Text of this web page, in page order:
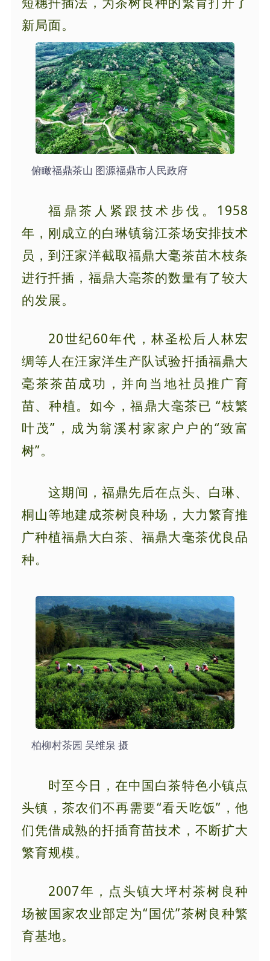
新局面。
俯瞰福鼎茶山 图源福鼎市人民政府
福鼎茶人紧跟技术步伐。1958
年，刚成立的白琳镇翁江茶场安排技术
员，到汪家洋截取福鼎大毫茶苗木枝条
进行扦插，福鼎大毫茶的数量有了较大
的发展。
20世纪60年代，林圣松后人林宏
绸等人在汪家洋生产队试验扦插福鼎大
毫茶茶苗成功，并向当地社员推广育
苗、种植。如今，福鼎大毫茶已 “枝繁
叶茂”，成为翁溪村家家户户的“致富
树”。
这期间，福鼎先后在点头、白琳、
桐山等地建成茶树良种场，大力繁育推
广种植福鼎大白茶、福鼎大毫茶优良品
种。
柏柳村茶园 吴维泉 摄
时至今日，在中国白茶特色小镇点
头镇，茶农们不再需要“看天吃饭”，他
们凭借成熟的扦插育苗技术，不断扩大
繁育规模。
2007年，点头镇大坪村茶树良种
场被国家农业部定为“国优”茶树良种繁
育基地。